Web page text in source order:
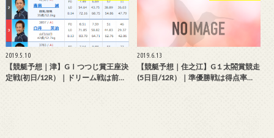
2019.5.10
【競艇予想｜津】GⅠつつじ賞王座決
定戦(初日/12R）｜ドリーム戦は前…
2019.6.13
【競艇予想｜住之江】G１太閤賞競走
(5日目/12R）｜準優勝戦は得点率…